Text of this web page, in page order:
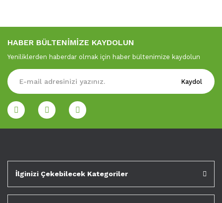
HABER BÜLTENİMİZE KAYDOLUN
Yeniliklerden haberdar olmak için haber bültenimize kaydolun
Kaydol
İlginizi Çekebilecek Kategoriler